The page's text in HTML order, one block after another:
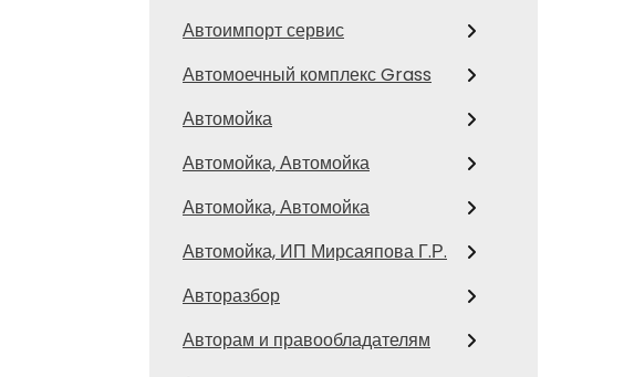
Автоимпорт сервис
Автомоечный комплекс Grass
Автомойка
Автомойка, Автомойка
Автомойка, Автомойка
Автомойка, ИП Мирсаяпова Г.Р.
Авторазбор
Авторам и правообладателям